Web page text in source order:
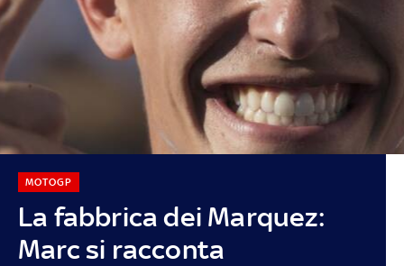
La fabbrica dei Marquez:
Marc si racconta
MOTOGP